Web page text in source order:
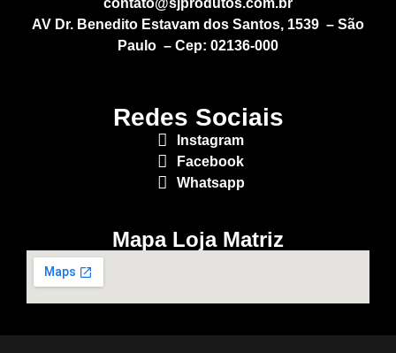
contato@sjprodutos.com.br
AV Dr. Benedito Estavam dos Santos, 1539 – São
Paulo – Cep: 02136-000
Redes Sociais
Instagram
Facebook
Whatsapp
Mapa Loja Matriz